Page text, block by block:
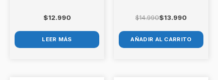
$12.990
LEER MÁS
$14.990$13.990
AÑADIR AL CARRITO